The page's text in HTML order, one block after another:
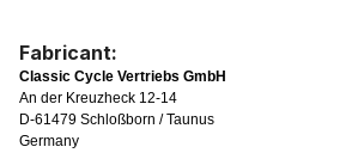
Fabricant:
Classic Cycle Vertriebs GmbH
An der Kreuzheck 12-14
D-61479 Schloßborn / Taunus
Germany